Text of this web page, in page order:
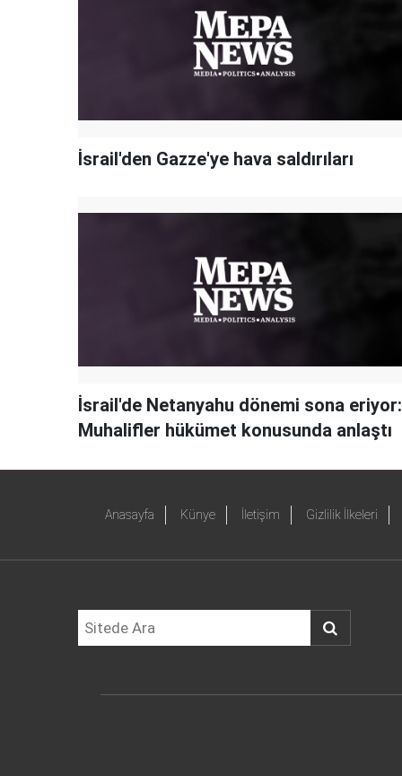
İsrail'den Gazze'ye hava saldırıları
İsrail'de Netanyahu dönemi sona eriyor:
Muhalifler hükümet konusunda anlaştı
Anasayfa Künye İletişim Gizlilik İlkeleri